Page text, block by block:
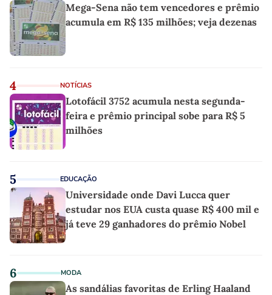
Mega-Sena não tem vencedores e prêmio
acumula em R$ 135 milhões; veja dezenas
4 NOTÍCIAS
Lotofácil 3752 acumula nesta segunda-
feira e prêmio principal sobe para R$ 5
milhões
5 EDUCAÇÃO
Universidade onde Davi Lucca quer
estudar nos EUA custa quase R$ 400 mil e
já teve 29 ganhadores do prêmio Nobel
6 MODA
As sandálias favoritas de Erling Haaland